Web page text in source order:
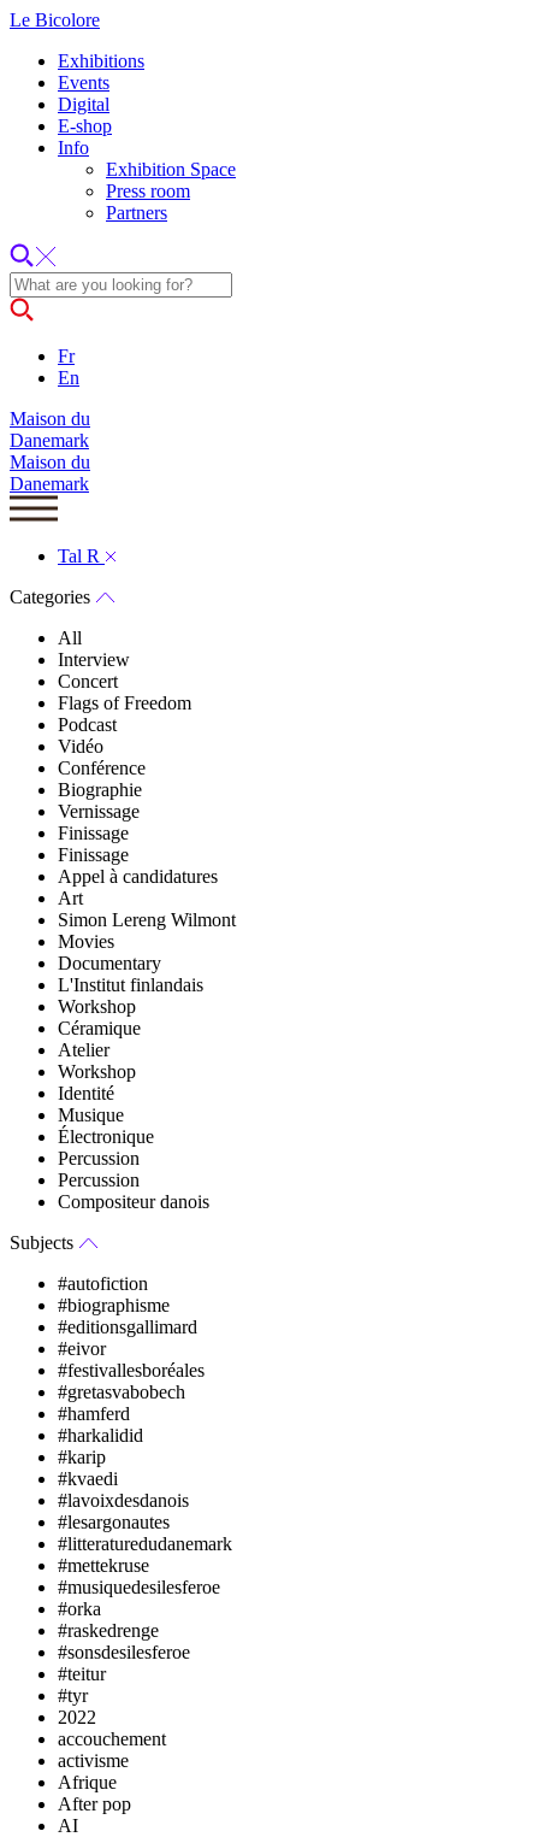
Le Bicolore
Exhibitions
Events
Digital
E-shop
Info
Exhibition Space
Press room
Partners
Fr
En
Maison du
Danemark
Maison du
Danemark
Tal R
Categories
All
Interview
Concert
Flags of Freedom
Podcast
Vidéo
Conférence
Biographie
Vernissage
Finissage
Finissage
Appel à candidatures
Art
Simon Lereng Wilmont
Movies
Documentary
L'Institut finlandais
Workshop
Céramique
Atelier
Workshop
Identité
Musique
Électronique
Percussion
Percussion
Compositeur danois
Subjects
#autofiction
#biographisme
#editionsgallimard
#eivor
#festivallesboréales
#gretasvabobech
#hamferd
#harkalidid
#karip
#kvaedi
#lavoixdesdanois
#lesargonautes
#litteraturedudanemark
#mettekruse
#musiquedesilesferoe
#orka
#raskedrenge
#sonsdesilesferoe
#teitur
#tyr
2022
accouchement
activisme
Afrique
After pop
AI